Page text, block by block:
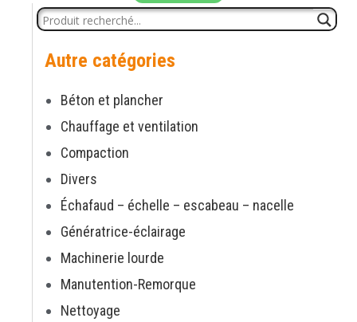
Autre catégories
Béton et plancher
Chauffage et ventilation
Compaction
Divers
Échafaud – échelle – escabeau – nacelle
Génératrice-éclairage
Machinerie lourde
Manutention-Remorque
Nettoyage